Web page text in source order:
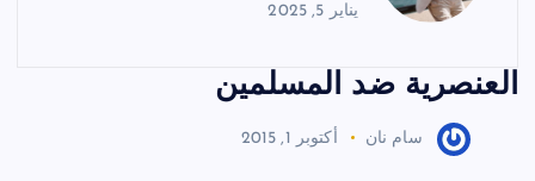
يناير 5, 2025
العنصرية ضد المسلمين
سام نان أكتوبر 1, 2015